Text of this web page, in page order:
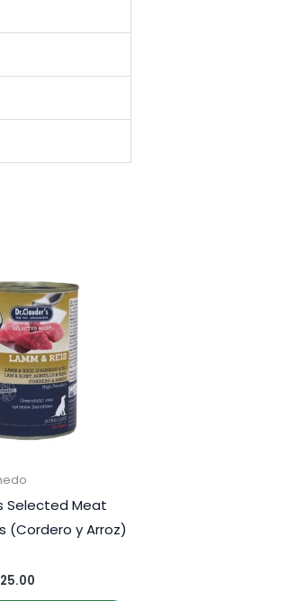
Selected Meat
(Cordero y Arroz)
25.00Rango